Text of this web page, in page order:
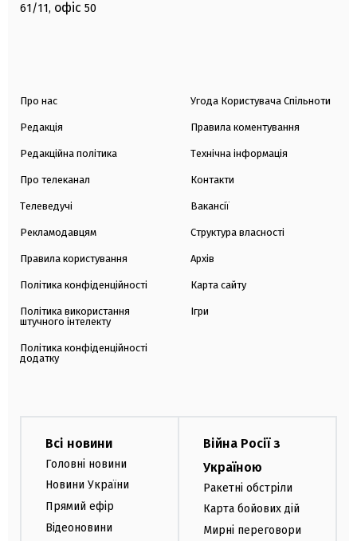
61/11, офіс 50
Про нас
Редакція
Редакційна політика
Про телеканал
Телеведучі
Рекламодавцям
Правила користування
Політика конфіденційності
Політика використання
штучного інтелекту
Політика конфіденційності
додатку
Угода Користувача Спільноти
Правила коментування
Технічна інформація
Контакти
Вакансії
Структура власності
Архів
Карта сайту
Ігри
Всі новини
Головні новини
Новини України
Прямий ефір
Відеоновини
Війна Росії з
Україною
Ракетні обстріли
Карта бойових дій
Мирні переговори